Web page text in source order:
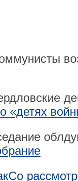
«детях